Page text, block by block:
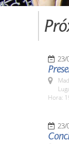
23/
Hora:
23/